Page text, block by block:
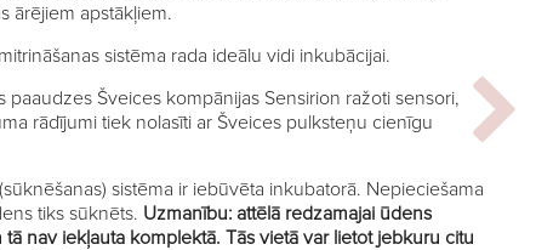
ārējiem apstākļiem.
sistēma rada ideālu vidi inkubācijai.
paaudzes Šveices kompānijas Sensirion ražoti sensori,
rādījumi tiek nolasīti ar Šveices pulksteņu cienīgu
sistēma ir iebūvēta inkubatorā. Nepieciešama
tiks sūknēts. Uzmanību: attēlā redzamajai ūdens
nav iekļauta komplektā. Tās vietā var lietot jebkuru citu